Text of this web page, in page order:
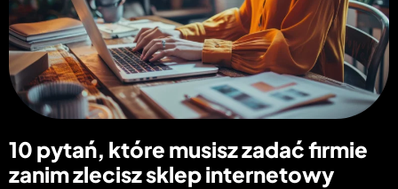
10 pytań, które musisz zadać firmie
zanim zlecisz sklep internetowy